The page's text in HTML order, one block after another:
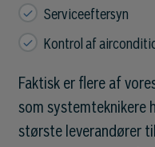
Serviceeftersyn
Kontrol af
Faktisk er flere af
som systemteknikere
største leverandører